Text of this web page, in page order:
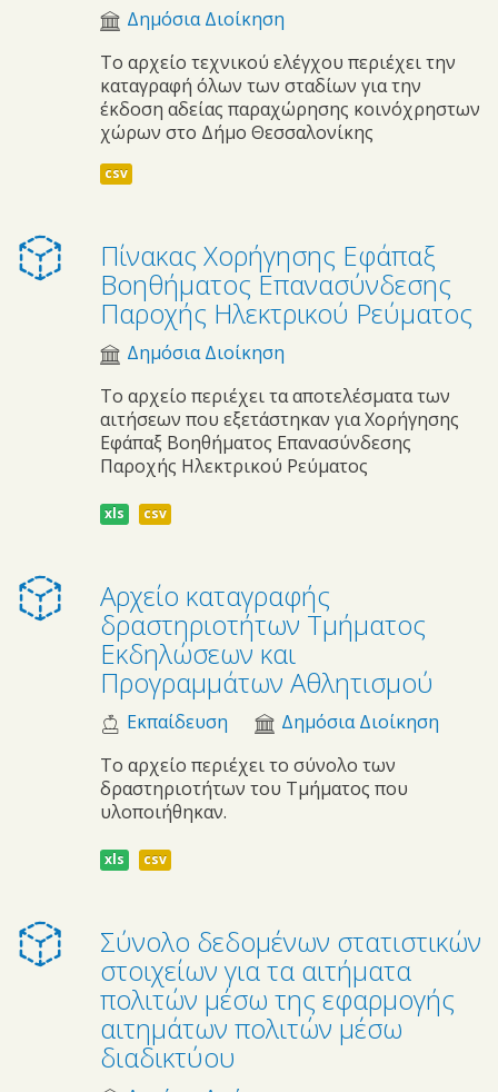
Δημόσια Διοίκηση
Το αρχείο τεχνικού ελέγχου περιέχει την
καταγραφή όλων των σταδίων για την
έκδοση αδείας παραχώρησης κοινόχρηστων
χώρων στο Δήμο Θεσσαλονίκης
csv
Πίνακας Χορήγησης Εφάπαξ
Βοηθήματος Επανασύνδεσης
Παροχής Ηλεκτρικού Ρεύματος
Δημόσια Διοίκηση
Το αρχείο περιέχει τα αποτελέσματα των
αιτήσεων που εξετάστηκαν για Χορήγησης
Εφάπαξ Βοηθήματος Επανασύνδεσης
Παροχής Ηλεκτρικού Ρεύματος
xls csv
Αρχείο καταγραφής
δραστηριοτήτων Τμήματος
Εκδηλώσεων και
Προγραμμάτων Αθλητισμού
Εκπαίδευση
Δημόσια Διοίκηση
Το αρχείο περιέχει το σύνολο των
δραστηριοτήτων του Τμήματος που
υλοποιήθηκαν.
xls csv
Σύνολο δεδομένων στατιστικών
στοιχείων για τα αιτήματα
πολιτών μέσω της εφαρμογής
αιτημάτων πολιτών μέσω
διαδικτύου